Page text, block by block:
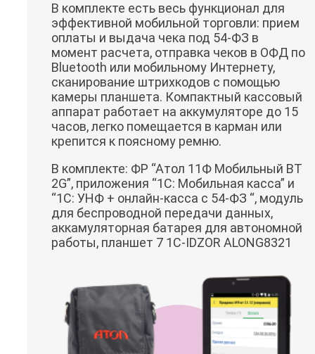
В комплекте есть весь функционал для
эффективной мобильной торговли: прием
оплаты и выдача чека под 54-ФЗ в
момент расчета, отправка чеков в ОФД по
Bluetooth или мобильному Интернету,
сканирование штрихкодов с помощью
камеры планшета. Компактный кассовый
аппарат работает на аккумуляторе до 15
часов, легко помещается в карман или
крепится к поясному ремню.
В комплекте: ФР “Атол 11Ф Мобильный BT
2G”, приложения “1C: Мобильная касса” и
“1C: УНФ + онлайн-касса с 54-ФЗ “, модуль
для беспроводной передачи данных,
аккамуляторная батарея для автономной
работы, планшет 7 1С-IDZOR ALONG8321